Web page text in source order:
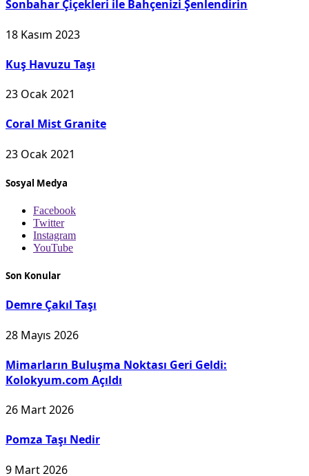
Sonbahar Çiçekleri ile Bahçenizi Şenlendirin
18 Kasım 2023
Kuş Havuzu Taşı
23 Ocak 2021
Coral Mist Granite
23 Ocak 2021
Sosyal Medya
Facebook
Twitter
Instagram
YouTube
Son Konular
Demre Çakıl Taşı
28 Mayıs 2026
Mimarların Buluşma Noktası Geri Geldi:
Kolokyum.com Açıldı
26 Mart 2026
Pomza Taşı Nedir
9 Mart 2026